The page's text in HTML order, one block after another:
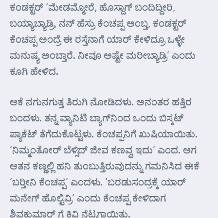
ಕಂಡಕ್ಟರ್ ‘ಮೇಡಮ್ಮೋರೆ, ಹೊಸ್ದಾಗ್ ಬಂದಿದ್ದೀರಿ,
ಬಯ್ಯಾಬ್ಯಾಡ್ರಿ, ನನ್ ಹೆಸ್ರು ಕೆಂಚಪ್ಪ ಅಂಬ್ತ, ಕಂಡಕ್ಟರ್
ಕೆಂಚಪ್ಪ ಅಂದ್ರೆ ಈ ರಸ್ತೆನಾಗೆ ಯಾರ್ ಕೇಳಿದ್ರೂ ಒಳ್ಳೇ
ಮನುಷ್ಯ ಅಂಬ್ತಾರೆ. ನೀವೂ ಅಷ್ಟೇ ಮರೀಬ್ಯಾಡ್ರಿ’ ಎಂದು
ಕೂಗಿ ಹೇಳಿದ.
ಆಕೆ ನಗುನಗುತ್ತ ತಿರುಗಿ ನೋಡಿದಳು. ಅನಂತರ ಹತ್ತಿರ
ಬಂದಳು. ತನ್ನ ವ್ಯಾನಿಟಿ ಬ್ಯಾಗ್‌ನಿಂದ ಒಂದು ಬಿಸ್ಕಟ್
ಪ್ಯಾಕೆಟ್ ತೆಗೆದುಕೊಟ್ಟಳು. ಕೆಂಚಪ್ಪನಿಗೆ ಖುಷಿಯಾಯಿತು.
‘ನಿಮ್ಮಂತೋರ್ ಬೆಳ್ಸಿದ್ ಜೀವ ಕಣವ್ವ ಇದು’ ಎಂದ. ಆಗ
ಆತನ ಕಣ್ಣಲ್ಲಿ ಹನಿ ತುಂಬುತ್ತಿರುವುದನ್ನು ಗಮನಿಸಿದ ಈಕೆ
‘ಬರ್‍ತೀನಿ ಕೆಂಚಪ್ಪ’ ಎಂದಳು. ‘ಬರಡುಸಂದ್ರಕ್ಕೆ ಯಾರ್
ಮನೇಗ್ ಹೊಲ್ಟಿವ್ರಿ’ ಎಂದು ಕೆಂಚಪ್ಪ ಕೇಳಿದಾಗ
ಶಿವಕುಮಾರ್ ಗೆ ಕಿವಿ ನೆಟ್ಟಗಾಯಿತು.